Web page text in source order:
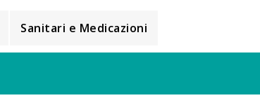
Sanitari e Medicazioni